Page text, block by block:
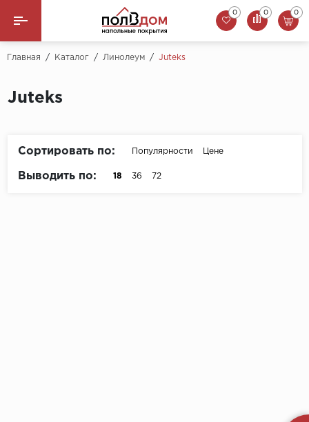
Назад
Ковролин
Арт-Винил
0 0 0
Главная / Каталог / Линолеум / Juteks
Juteks
Сортировать по: Популярности Цене
Выводить по: 18 36 72